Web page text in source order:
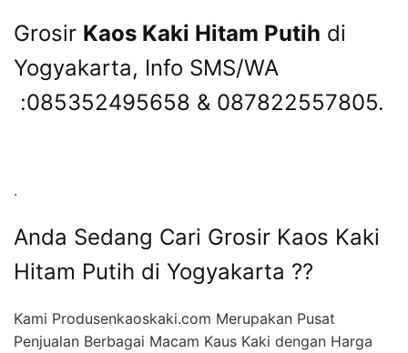
Grosir Kaos Kaki Hitam Putih di
Yogyakarta, Info SMS/WA
:085352495658 & 087822557805.
.
Anda Sedang Cari Grosir Kaos Kaki
Hitam Putih di Yogyakarta ??
Kami Produsenkaoskaki.com Merupakan Pusat
Penjualan Berbagai Macam Kaus Kaki dengan Harga